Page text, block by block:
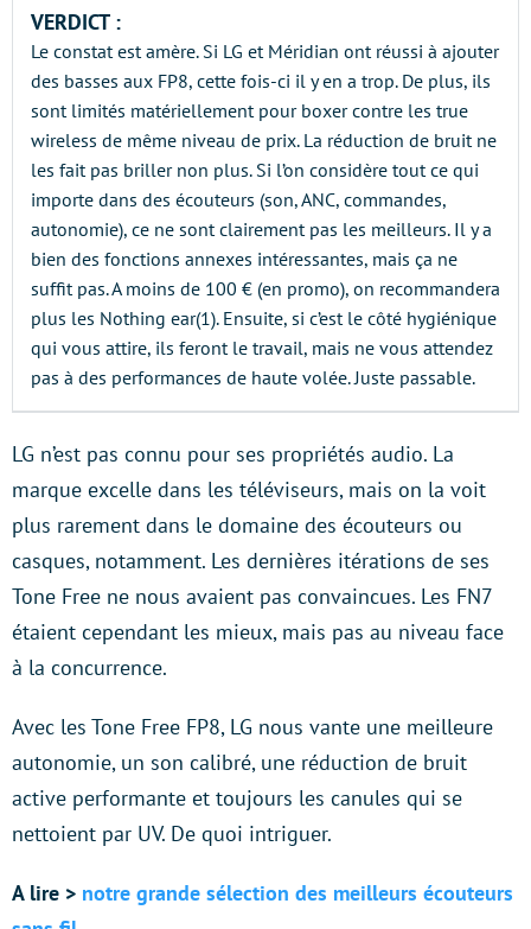
VERDICT :
Le constat est amère. Si LG et Méridian ont réussi à ajouter
des basses aux FP8, cette fois-ci il y en a trop. De plus, ils
sont limités matériellement pour boxer contre les true
wireless de même niveau de prix. La réduction de bruit ne
les fait pas briller non plus. Si l’on considère tout ce qui
importe dans des écouteurs (son, ANC, commandes,
autonomie), ce ne sont clairement pas les meilleurs. Il y a
bien des fonctions annexes intéressantes, mais ça ne
suffit pas. A moins de 100 € (en promo), on recommandera
plus les Nothing ear(1). Ensuite, si c’est le côté hygiénique
qui vous attire, ils feront le travail, mais ne vous attendez
pas à des performances de haute volée. Juste passable.
LG n’est pas connu pour ses propriétés audio. La
marque excelle dans les téléviseurs, mais on la voit
plus rarement dans le domaine des écouteurs ou
casques, notamment. Les dernières itérations de ses
Tone Free ne nous avaient pas convaincues. Les FN7
étaient cependant les mieux, mais pas au niveau face
à la concurrence.
Avec les Tone Free FP8, LG nous vante une meilleure
autonomie, un son calibré, une réduction de bruit
active performante et toujours les canules qui se
nettoient par UV. De quoi intriguer.
A lire > notre grande sélection des meilleurs écouteurs